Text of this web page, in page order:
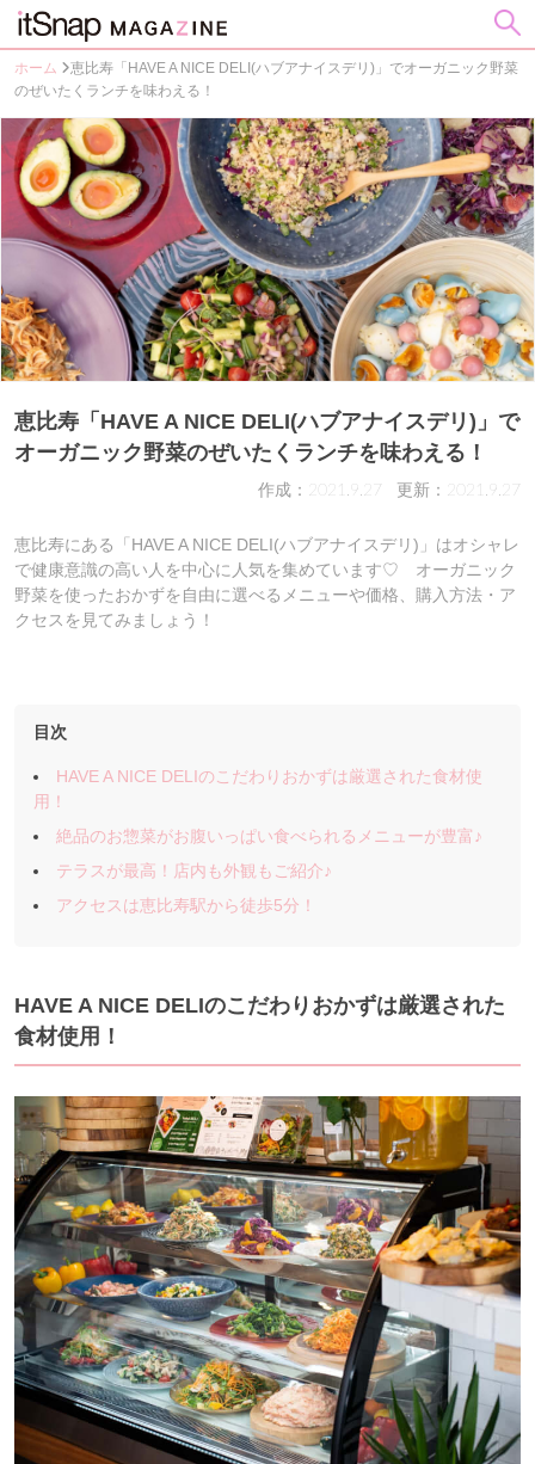
ホーム
恵比寿「HAVE A NICE DELI(ハブアナイスデリ)」でオーガニック野菜
のぜいたくランチを味わえる！
恵比寿「HAVE A NICE DELI(ハブアナイスデリ)」で
オーガニック野菜のぜいたくランチを味わえる！
作成：2021.9.27 更新：2021.9.27
恵比寿にある「HAVE A NICE DELI(ハブアナイスデリ)」はオシャレ
で健康意識の高い人を中心に人気を集めています♡ オーガニック
野菜を使ったおかずを自由に選べるメニューや価格、購入方法・ア
クセスを見てみましょう！
目次
HAVE A NICE DELIのこだわりおかずは厳選された食材使
用！
絶品のお惣菜がお腹いっぱい食べられるメニューが豊富♪
テラスが最高！店内も外観もご紹介♪
アクセスは恵比寿駅から徒歩5分！
HAVE A NICE DELIのこだわりおかずは厳選された
食材使用！